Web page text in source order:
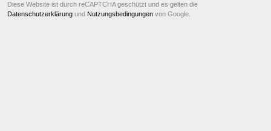
Diese Website ist durch reCAPTCHA geschützt und es gelten die
Datenschutzerklärung und Nutzungsbedingungen von Google.